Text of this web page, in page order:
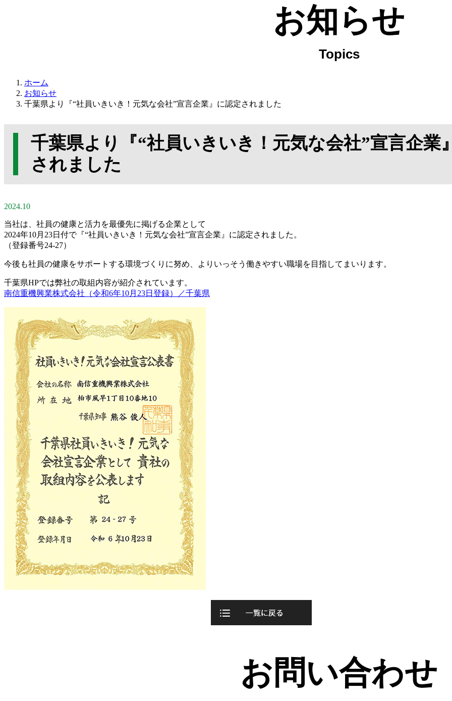
お知らせ
ホーム
お知らせ
千葉県より『“社員いきいき！元気な会社”宣言企業』に認定されました
千葉県より『“社員いきいき！元気な会社”宣言企業
されました
2024.10
当社は、社員の健康と活力を最優先に掲げる企業として
2024年10月23日付で『“社員いきいき！元気な会社”宣言企業』に認定されました。
（登録番号24-27）
今後も社員の健康をサポートする環境づくりに努め、よりいっそう働きやすい職場を目指してまいります。
千葉県HPでは弊社の取組内容が紹介されています。
南信重機興業株式会社（令和6年10月23日登録）／千葉県
お問い合わせ